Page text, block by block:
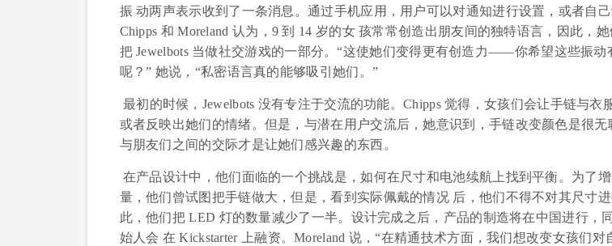
振 动两声表示收到了一条消息。通过手机应用，用户可以对通知进行设置，或者自己
Chipps 和 Moreland 认为，9 到 14 岁的女 孩常常创造出朋友间的独特语言，因此，她
把 Jewelbots 当做社交游戏的一部分。“这使她们变得更有创造力——你希望这些振动
呢？” 她说，“私密语言真的能够吸引她们。”
最初的时候，Jewelbots 没有专注于交流的功能。Chipps 觉得，女孩们会让手链与衣
或者反映出她们的情绪。但是，与潜在用户交流后，她意识到，手链改变颜色是很无
与朋友们之间的交际才是让她们感兴趣的东西。
在产品设计中，他们面临的一个挑战是，如何在尺寸和电池续航上找到平衡。为了
量，他们曾试图把手链做大，但是，看到实际佩戴的情况 后，他们不得不对其尺寸
此，他们把 LED 灯的数量减少了一半。设计完成之后，产品的制造将在中国进行，
始人会 在 Kickstarter 上融资。Moreland 说，“在精通技术方面，我们想改变女孩们对